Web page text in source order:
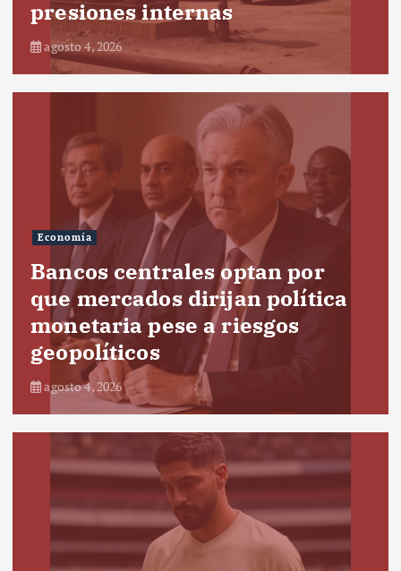
presiones internas
agosto 4, 2026
Economía
Bancos centrales optan por
que mercados dirijan política
monetaria pese a riesgos
geopolíticos
agosto 4, 2026